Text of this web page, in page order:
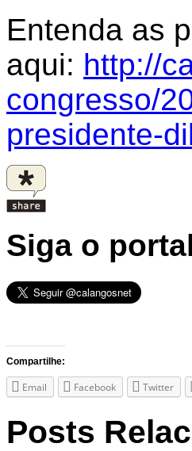
Entenda as
aqui: http://
congresso/
presidente-
Siga o
Compartilhe:
Email Facebook Twitter
Posts